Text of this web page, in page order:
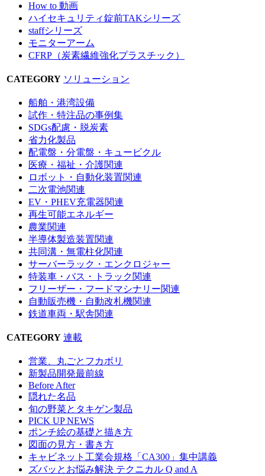
How to 動画
ハイセキュリティ錠前TAKシリーズ
staffシリーズ
モニターアーム
CFRP（炭素繊維強化プラスチック）
CATEGORY ソリューション
船舶・港湾設備
試作・特注品の事例集
SDGs配慮・脱炭素
省力化製品
配電盤・分電盤・キュービクル
医療・福祉・介護関連
ロボット・自動化装置関連
二次電池関連
EV・PHEV充電器関連
再生可能エネルギー
農業関連
半導体製造装置関連
共同溝・無電柱化関連
サーバーラック・エンクロジャー
特装車・バス・トラック関連
フリーザー・フードマシナリー関連
自動販売機・自動改札機関連
鉄道車両・駅舎関連
CATEGORY 連載
営業、丸ごとフカボリ
新製品開発最前線
Before After
隠れた名品
旬の野菜とタキゲン製品
PICK UP NEWS
ポンチ絵の基礎と描き方
図面の見方・書き方
キャビネット工業会規格「CA300」集中講義
ズバッとお悩み解決 テクニカル Q and A